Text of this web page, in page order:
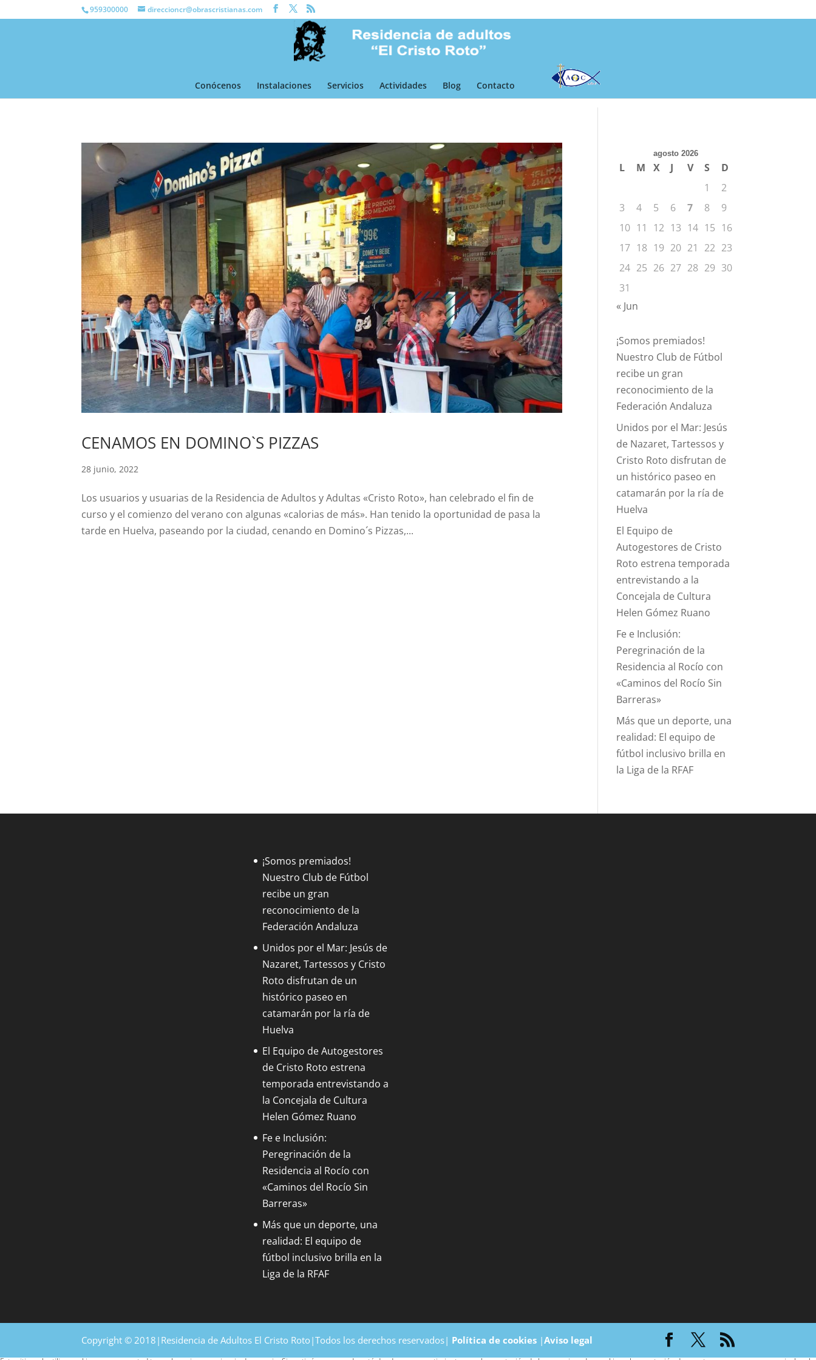
959300000 direccioncr@obrascristianas.com
Conócenos Instalaciones Servicios Actividades Blog Contacto
CENAMOS EN DOMINO`S PIZZAS
28 junio, 2022
Los usuarios y usuarias de la Residencia de Adultos y Adultas «Cristo Roto», han celebrado el fin de
curso y el comienzo del verano con algunas «calorias de más». Han tenido la oportunidad de pasa la
tarde en Huelva, paseando por la ciudad, cenando en Domino´s Pizzas,...
agosto 2026
L M X J V S
D
1
2
3
4 5 6 7 8
9
10 11 12 13 14 15 16
17 18 19 20 21 22 23
24 25 26 27 28 29 30
31
« Jun
¡Somos premiados!
Nuestro Club de Fútbol
recibe un gran
reconocimiento de la
Federación Andaluza
Unidos por el Mar: Jesús
de Nazaret, Tartessos y
Cristo Roto disfrutan de
un histórico paseo en
catamarán por la ría de
Huelva
El Equipo de
Autogestores de Cristo
Roto estrena temporada
entrevistando a la
Concejala de Cultura
Helen Gómez Ruano
Fe e Inclusión:
Peregrinación de la
Residencia al Rocío con
«Caminos del Rocío Sin
Barreras»
Más que un deporte, una
realidad: El equipo de
fútbol inclusivo brilla en
la Liga de la RFAF
¡Somos premiados!
Nuestro Club de Fútbol
recibe un gran
reconocimiento de la
Federación Andaluza
Unidos por el Mar: Jesús de
Nazaret, Tartessos y Cristo
Roto disfrutan de un
histórico paseo en
catamarán por la ría de
Huelva
El Equipo de Autogestores
de Cristo Roto estrena
temporada entrevistando a
la Concejala de Cultura
Helen Gómez Ruano
Fe e Inclusión:
Peregrinación de la
Residencia al Rocío con
«Caminos del Rocío Sin
Barreras»
Más que un deporte, una
realidad: El equipo de
fútbol inclusivo brilla en la
Liga de la RFAF
Copyright © 2018|Residencia de Adultos El Cristo Roto|Todos los derechos reservados| Política de cookies |Aviso legal